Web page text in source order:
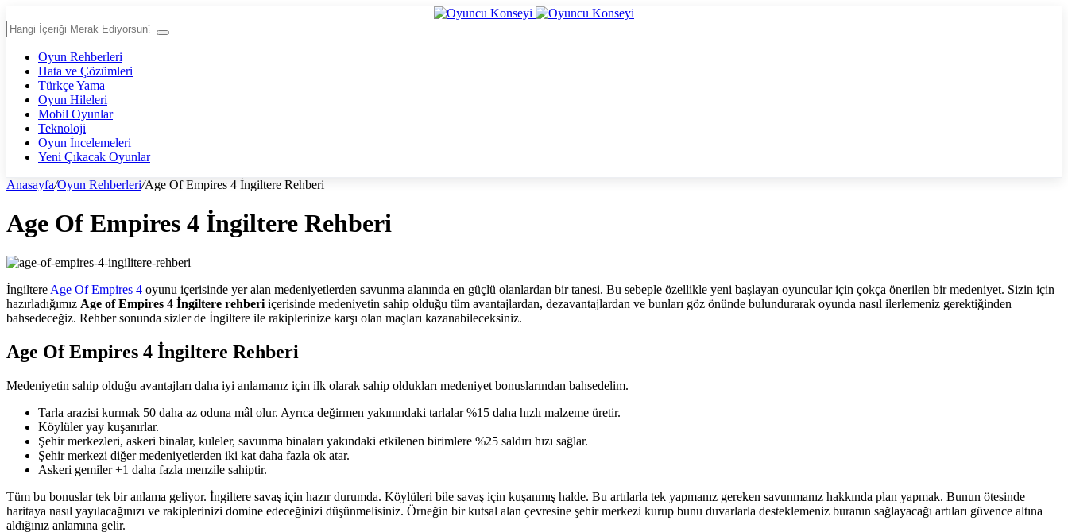
Oyun Rehberleri
Hata ve Çözümleri
Türkçe Yama
Oyun Hileleri
Mobil Oyunlar
Teknoloji
Oyun İncelemeleri
Yeni Çıkacak Oyunlar
Anasayfa/Oyun Rehberleri/Age Of Empires 4 İngiltere Rehberi
Age Of Empires 4 İngiltere Rehberi
İngiltere Age Of Empires 4 oyunu içerisinde yer alan medeniyetlerden savunma alanında en güçlü olanlardan bir tanesi. Bu sebeple özellikle yeni başlayan oyuncular için çokça önerilen bir medeniyet. Sizin için
hazırladığımız Age of Empires 4 İngiltere rehberi içerisinde medeniyetin sahip olduğu tüm avantajlardan, dezavantajlardan ve bunları göz önünde bulundurarak oyunda nasıl ilerlemeniz gerektiğinden
bahsedeceğiz. Rehber sonunda sizler de İngiltere ile rakiplerinize karşı olan maçları kazanabileceksiniz.
Age Of Empires 4 İngiltere Rehberi
Medeniyetin sahip olduğu avantajları daha iyi anlamanız için ilk olarak sahip oldukları medeniyet bonuslarından bahsedelim.
Tarla arazisi kurmak 50 daha az oduna mâl olur. Ayrıca değirmen yakınındaki tarlalar %15 daha hızlı malzeme üretir.
Köylüler yay kuşanırlar.
Şehir merkezleri, askeri binalar, kuleler, savunma binaları yakındaki etkilenen birimlere %25 saldırı hızı sağlar.
Şehir merkezi diğer medeniyetlerden iki kat daha fazla ok atar.
Askeri gemiler +1 daha fazla menzile sahiptir.
Tüm bu bonuslar tek bir anlama geliyor. İngiltere savaş için hazır durumda. Köylüleri bile savaş için kuşanmış halde. Bu artılarla tek yapmanız gereken savunmanız hakkında plan yapmak. Bunun ötesinde
haritaya nasıl yayılacağınızı ve rakiplerinizi domine edeceğinizi düşünmelisiniz. Örneğin bir kutsal alan çevresine şehir merkezi kurup bunu duvarlarla desteklemeniz buranın sağlayacağı artıları güvence altına
aldığınız anlamına gelir.